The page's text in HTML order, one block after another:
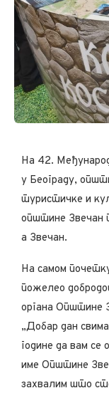
На 42.
у Београду,
туристичке и
општине Звечан
а Звечан.
На самом
пожелео
органа Општине
„Добар дан
године да вам се
име Општине
захвалим што